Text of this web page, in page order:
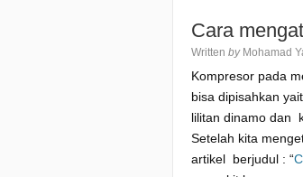
Cara
Written by Mohamad
Kompresor pada
bisa dipisahkan
lilitan dinamo dan
Setelah kita
artikel berjudul : “